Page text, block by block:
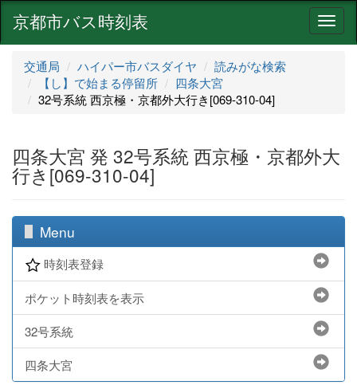
ナ
ビ
京都市バス時刻表
交通局 ハイパー市バスダイヤ
読みがな検索
【し】で始まる停留所
四条大宮
32号系統 西京極・京都外大行き[069-310-04]
四条大宮 発 32号系統 西京極・京都外大
行き[069-310-04]
Menu
時刻表登録
ポケット時刻表を表示
32号系統
四条大宮